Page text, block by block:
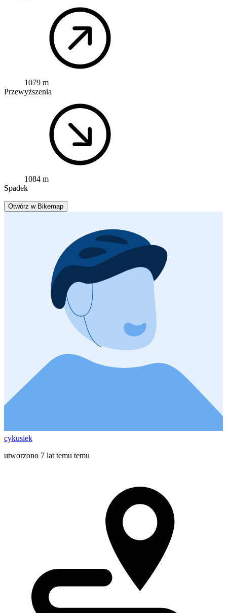
1079 m
Przewyższenia
1084 m
Spadek
Otwórz w Bikemap
cykusiek
utworzono 7 lat temu temu